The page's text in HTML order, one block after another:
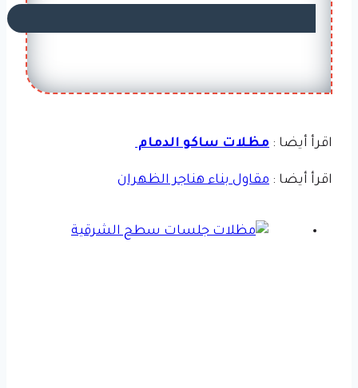
اقرأ أيضا : ​مظلات ساكو الدمام
اقرأ أيضا : مقاول بناء هناجر الظهران